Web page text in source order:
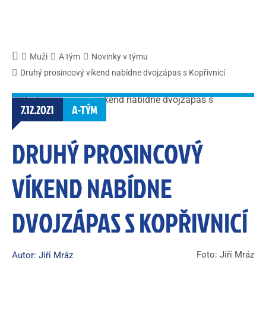
Muži A tým
Novinky v týmu
Druhý prosincový víkend nabídne dvojzápas s Kopřivnicí
7.12.2021 A-TÝM
DRUHÝ PROSINCOVÝ
VÍKEND NABÍDNE
DVOJZÁPAS S KOPŘIVNICÍ
Autor: Jiří Mráz Foto: Jiří Mráz